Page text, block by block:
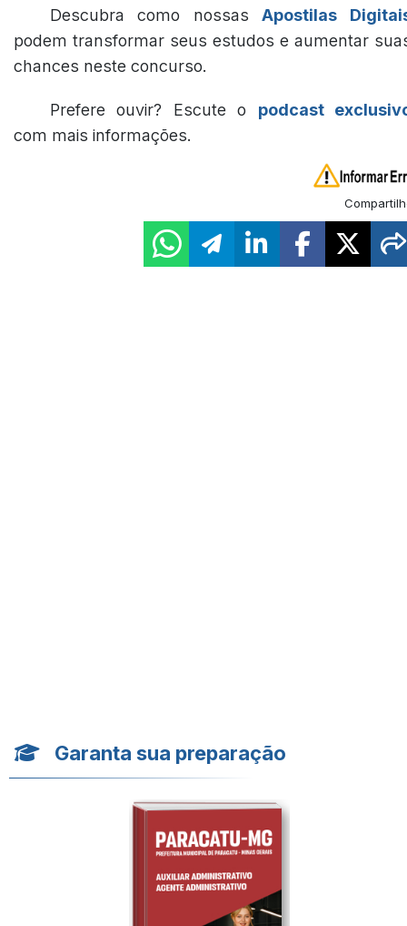
Descubra como nossasApostilas
podem transformar seus estudos e aumentar
chances neste concurso.
Prefere ouvir? Escute o podcast
com mais informações.
Garanta sua preparação